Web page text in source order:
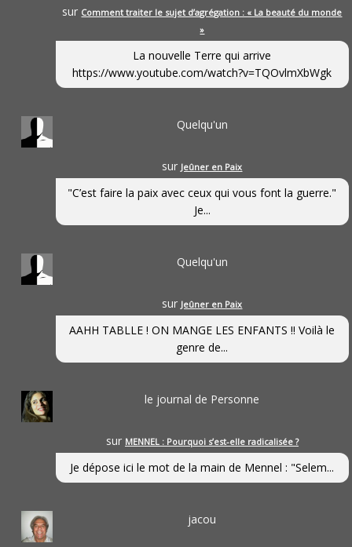
sur Comment traiter le sujet d’agrégation : « La beauté du monde
»
La nouvelle Terre qui arrive
https://www.youtube.com/watch?v=TQOvlmXbWgk
Quelqu'un
sur Jeûner en Paix
"C’est faire la paix avec ceux qui vous font la guerre."
Je...
Quelqu'un
sur Jeûner en Paix
AAHH TABLLE ! ON MANGE LES ENFANTS !! Voilà le
genre de...
le journal de Personne
sur MENNEL : Pourquoi s’est-elle radicalisée ?
Je dépose ici le mot de la main de Mennel : "Selem...
jacou